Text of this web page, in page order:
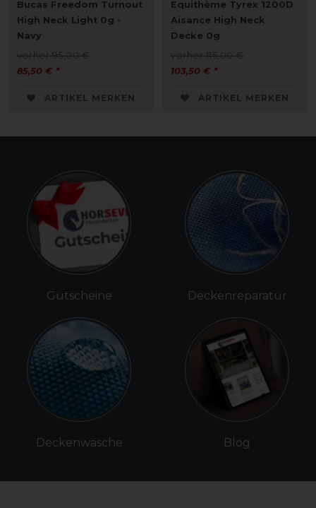
Bucas Freedom Turnout
High Neck Light 0g -
Navy
vorher 95,00 €
85,50 € *
ARTIKEL MERKEN
Equithème Tyrex 1200D
Aisance High Neck
Decke 0g
vorher 115,00 €
103,50 € *
ARTIKEL MERKEN
Gutscheine
Deckenwäsche
Deckenreparatur
Blog